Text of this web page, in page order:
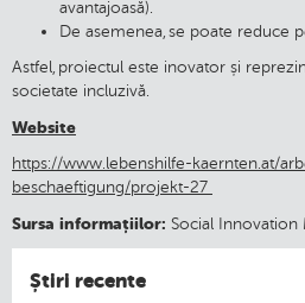
avantajoasă).
De asemenea, se poate reduce
Astfel, proiectul este inovator și
societate incluzivă.
Website
https://www.lebenshilfe-kaernten.at/
beschaeftigung/projekt-27
Sursa informațiilor: Social Innovation
Știri recente